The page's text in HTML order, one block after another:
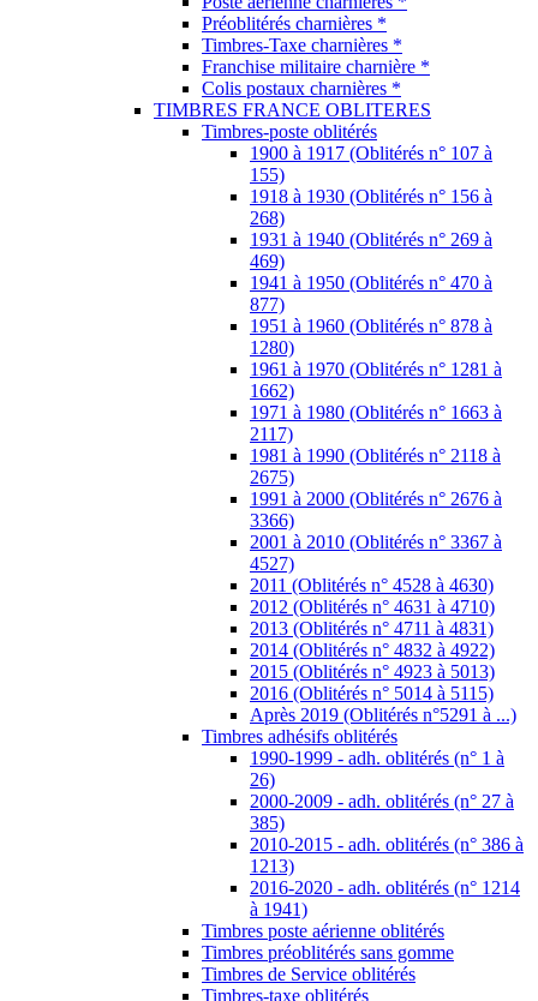
Préoblitérés charnières *
Timbres-Taxe charnières *
Franchise militaire charnière *
Colis postaux charnières *
TIMBRES FRANCE OBLITERES
Timbres-poste oblitérés
1900 à 1917 (Oblitérés n° 107 à
155)
1918 à 1930 (Oblitérés n° 156 à
268)
1931 à 1940 (Oblitérés n° 269 à
469)
1941 à 1950 (Oblitérés n° 470 à
877)
1951 à 1960 (Oblitérés n° 878 à
1280)
1961 à 1970 (Oblitérés n° 1281 à
1662)
1971 à 1980 (Oblitérés n° 1663 à
2117)
1981 à 1990 (Oblitérés n° 2118 à
2675)
1991 à 2000 (Oblitérés n° 2676 à
3366)
2001 à 2010 (Oblitérés n° 3367 à
4527)
2011 (Oblitérés n° 4528 à 4630)
2012 (Oblitérés n° 4631 à 4710)
2013 (Oblitérés n° 4711 à 4831)
2014 (Oblitérés n° 4832 à 4922)
2015 (Oblitérés n° 4923 à 5013)
2016 (Oblitérés n° 5014 à 5115)
Après 2019 (Oblitérés n°5291 à ...)
Timbres adhésifs oblitérés
1990-1999 - adh. oblitérés (n° 1 à
26)
2000-2009 - adh. oblitérés (n° 27 à
385)
2010-2015 - adh. oblitérés (n° 386 à
1213)
2016-2020 - adh. oblitérés (n° 1214
à 1941)
Timbres poste aérienne oblitérés
Timbres préoblitérés sans gomme
Timbres de Service oblitérés
Timbres-taxe oblitérés